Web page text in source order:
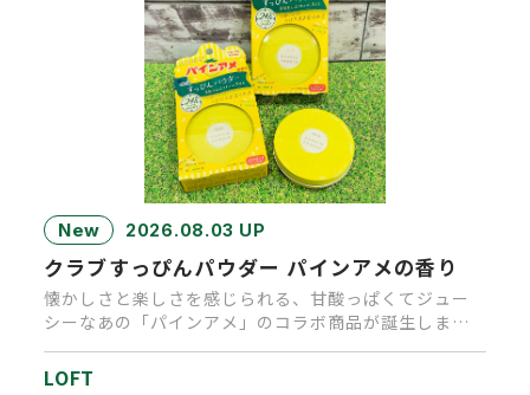
New 2026.08.03 UP
クラブすっぴんパウダー パインアメの香り
懐かしさと楽しさを感じられる、甘酸っぱくてジュー
シーなあの「パインアメ」のコラボ商品が誕生しまし
た。キャンディを思わせる…
LOFT